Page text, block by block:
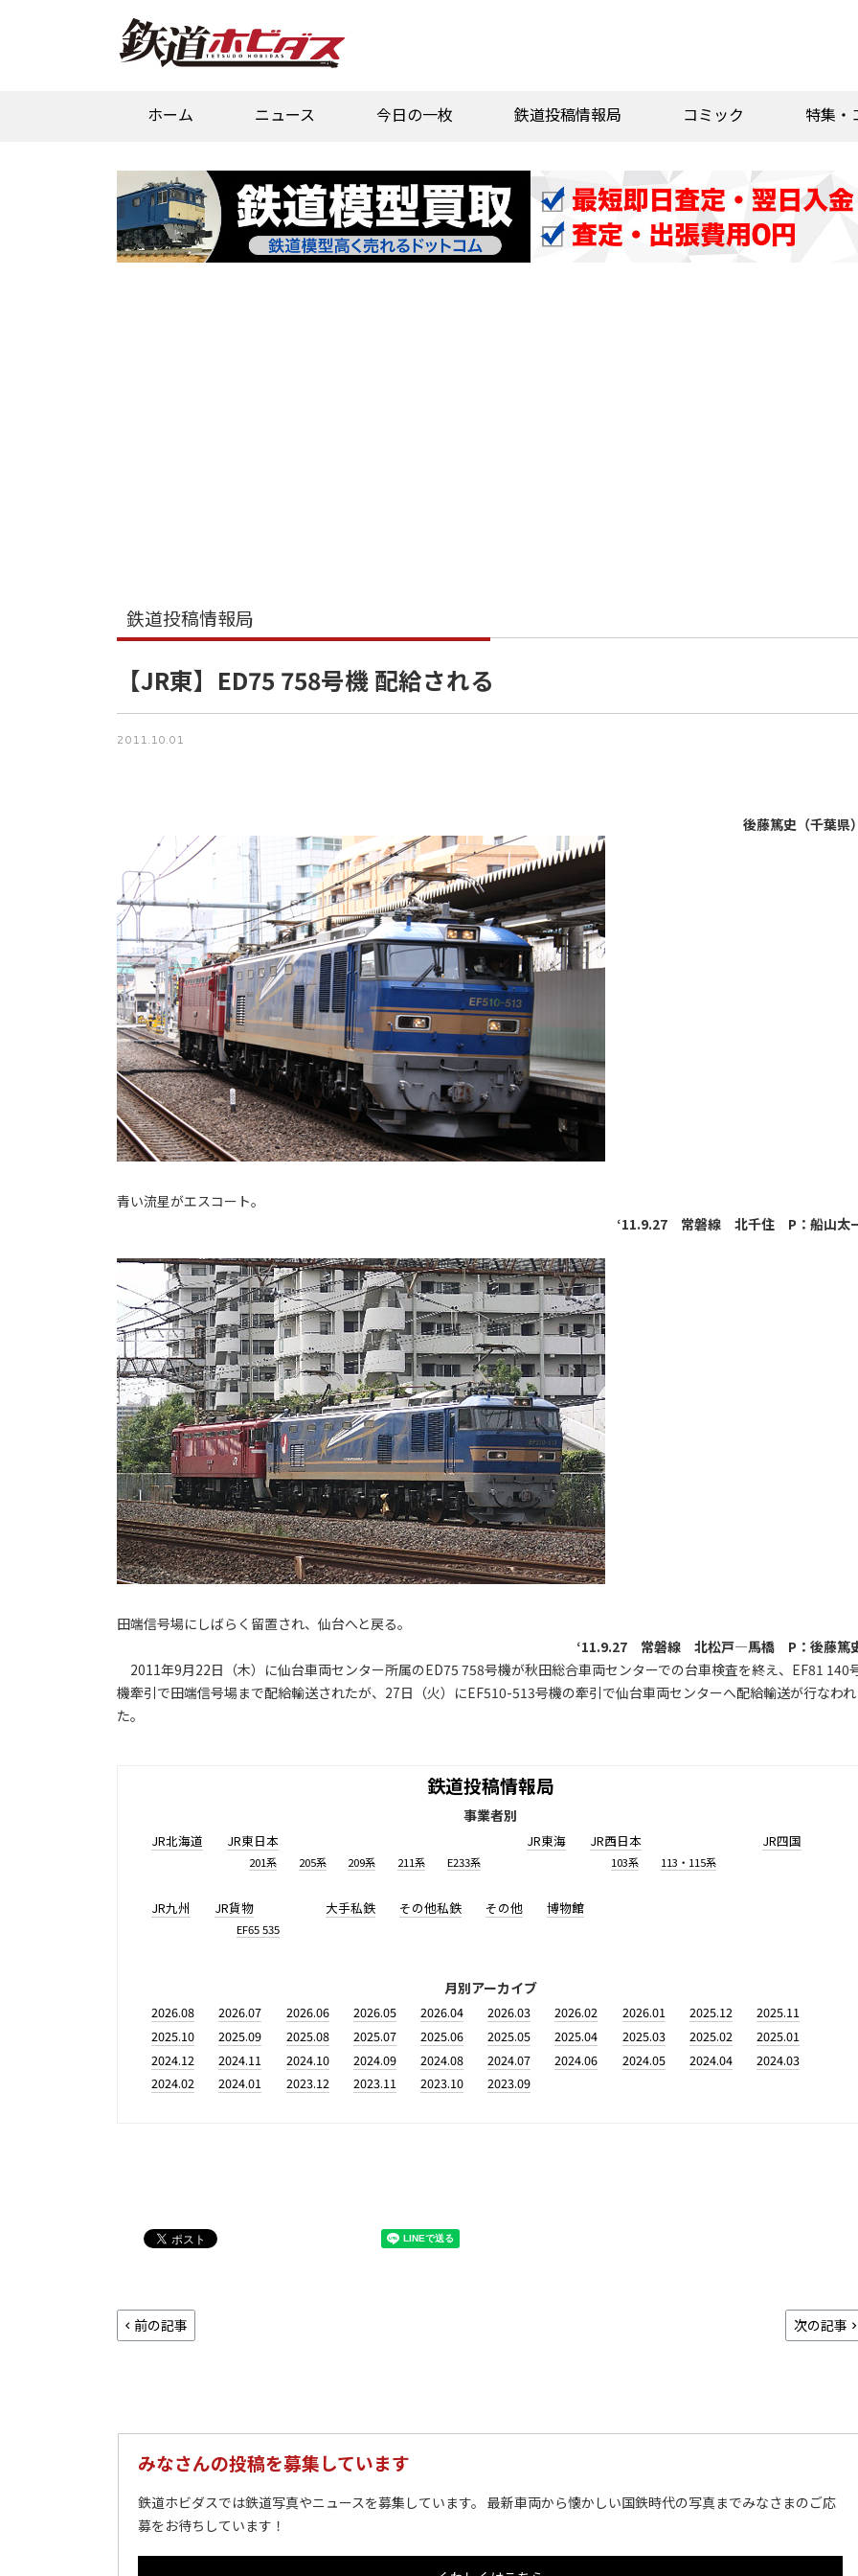
ホーム ニュース 今日の一枚 鉄道投稿情報局 コミック 特集・
鉄道投稿情報局
【JR東】ED75 758号機 配給される
2011.10.01
後藤篤史（千葉県
青い流星がエスコート。
‘11.9.27 常磐線 北千住 P：船山太
田端信号場にしばらく留置され、仙台へと戻る。
‘11.9.27 常磐線 北松戸―馬橋 P：後藤篤
2011年9月22日（木）に仙台車両センター所属のED75 758号機が秋田総合車両センターでの台車検査を終え、EF81 140
機牽引で田端信号場まで配給輸送されたが、27日（火）にEF510-513号機の牽引で仙台車両センターへ配給輸送が行なわれ
た。
鉄道投稿情報局
事業者別
JR北海道 JR東日本
201系 205系 209系 211系 E233系
JR東海 JR西日本
103系 113・115系
JR四国
JR九州 JR貨物
EF65 535
大手私鉄 その他私鉄 その他 博物館
月別アーカイブ
2026.08 2026.07 2026.06 2026.05 2026.04 2026.03 2026.02 2026.01 2025.12
2025.11
2025.10
2025.09 2025.08 2025.07 2025.06 2025.05 2025.04 2025.03 2025.02
2025.01
2024.12
2024.11 2024.10 2024.09 2024.08 2024.07 2024.06 2024.05 2024.04
2024.03
2024.02
2024.01 2023.12 2023.11 2023.10 2023.09
前の記事 次の記事
みなさんの投稿を募集しています
鉄道ホビダスでは鉄道写真やニュースを募集しています。 最新車両から懐かしい国鉄時代の写真までみなさまのご応
募をお待ちしています！